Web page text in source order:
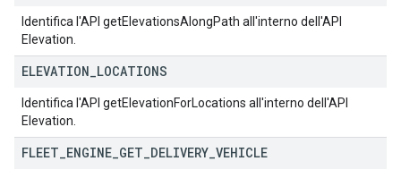
Identifica l'API getElevationsAlongPath all'interno dell'API
Elevation.
ELEVATION LOCATIONS
Identifica l'API getElevationForLocations all'interno dell'API
Elevation.
FLEET ENGINE GET DELIVERY VEHICLE